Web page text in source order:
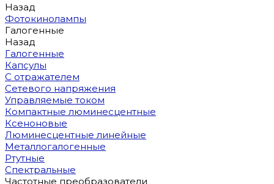
Назад
Фотокинолампы
Галогенные
Назад
Галогенные
Капсулы
С отражателем
Сетевого напряжения
Управляемые током
Компактные люминесцентные
Ксеноновые
Люминесцентные линейные
Металлогалогенные
Ртутные
Спектральные
Частотные преобразователи